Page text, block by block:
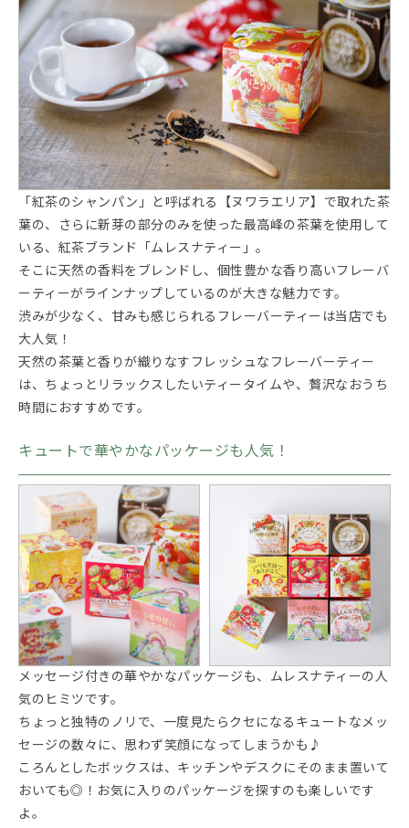
「紅茶のシャンパン」と呼ばれる【ヌワラエリア】で取れた茶
葉の、さらに新芽の部分のみを使った最高峰の茶葉を使用して
いる、紅茶ブランド「ムレスナティー」。
そこに天然の香料をブレンドし、個性豊かな香り高いフレーバ
ーティーがラインナップしているのが大きな魅力です。
渋みが少なく、甘みも感じられるフレーバーティーは当店でも
大人気！
天然の茶葉と香りが織りなすフレッシュなフレーバーティー
は、ちょっとリラックスしたいティータイムや、贅沢なおうち
時間におすすめです。
キュートで華やかなパッケージも人気！
メッセージ付きの華やかなパッケージも、ムレスナティーの人
気のヒミツです。
ちょっと独特のノリで、一度見たらクセになるキュートなメッ
セージの数々に、思わず笑顔になってしまうかも♪
ころんとしたボックスは、キッチンやデスクにそのまま置いて
おいても◎！お気に入りのパッケージを探すのも楽しいです
よ。